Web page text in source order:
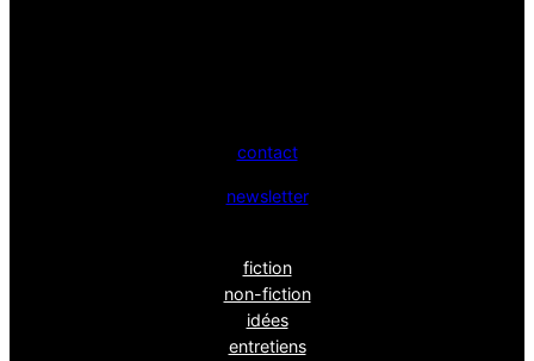
contact
newsletter
fiction
non-fiction
idées
entretiens